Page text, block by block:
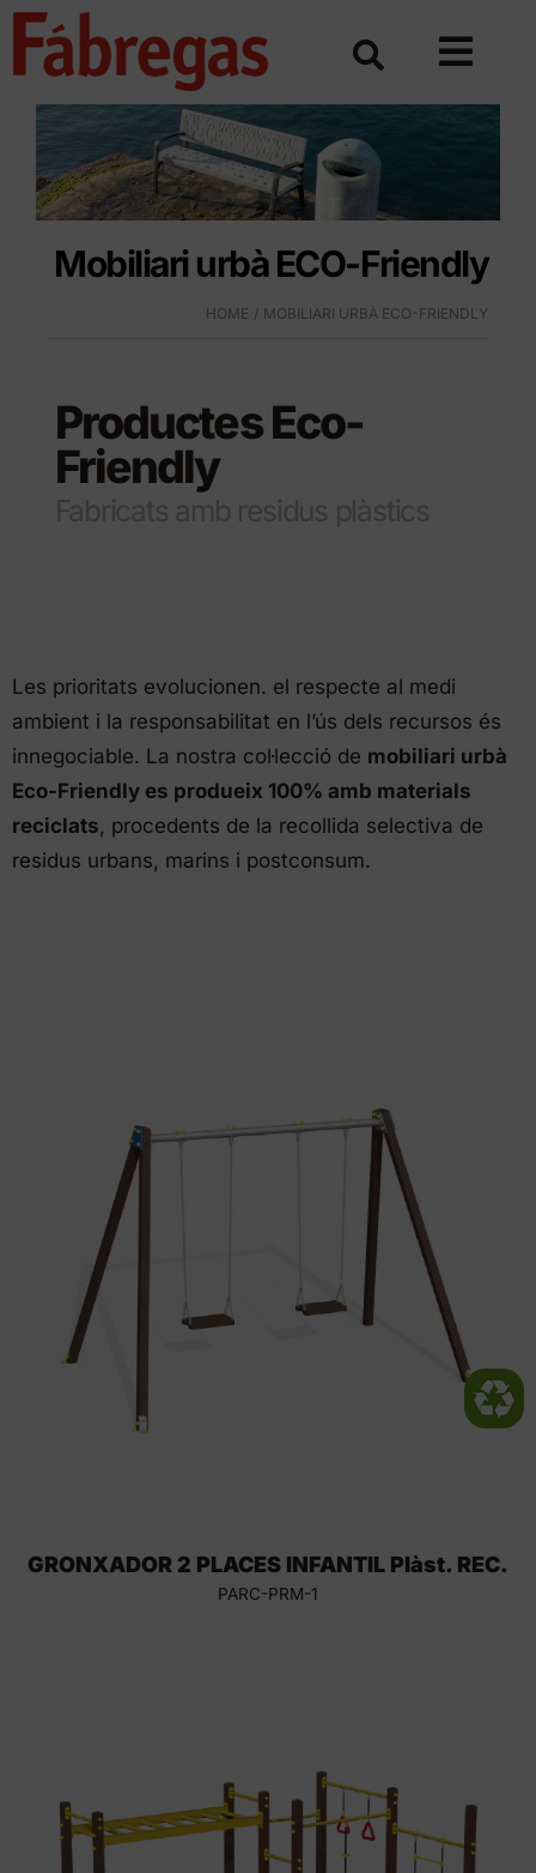
Skip
Mobiliari urbà ECO-Friendly
HOME MOBILIARI URBÀ ECO-FRIENDLY
Productes Eco-
Friendly
Les prioritats evolucionen. el respecte al medi
ambient i la responsabilitat en l’ús dels recursos és
innegociable. La nostra col·lecció de mobiliari urbà
Eco-Friendly es produeix 100% amb materials
reciclats, procedents de la recollida selectiva de
residus urbans, marins i postconsum.
GRONXADOR 2 PLACES INFANTIL Plàst. REC.
PARC-PRM-1